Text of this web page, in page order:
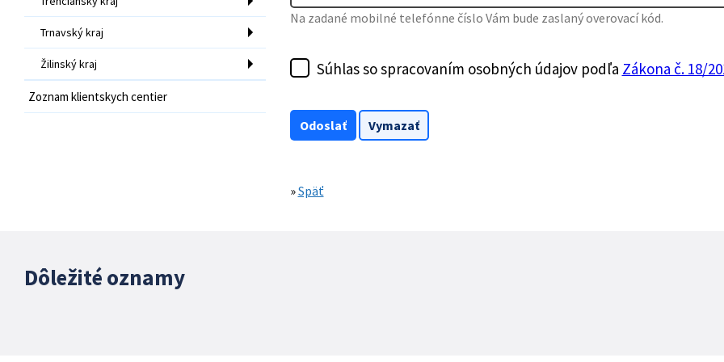
Trnavský kraj
Žilinský kraj
Zoznam klientskych centier
Na zadané mobilné telefónne číslo Vám bude zaslaný overovací kód.
Súhlas so spracovaním osobných údajov podľa Zákona č. 18/
»Späť
Dôležité oznamy